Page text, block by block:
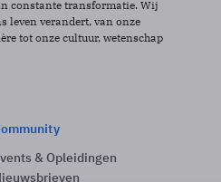
constante transformatie. Wij
leven verandert, van onze
tot onze cultuur, wetenschap
& Opleidingen